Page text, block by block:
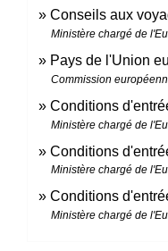
Conseils aux
Ministère chargé de
Pays de l'Union
Commission
Conditions
Ministère chargé de
Conditions
Ministère chargé de
Conditions
Ministère chargé de